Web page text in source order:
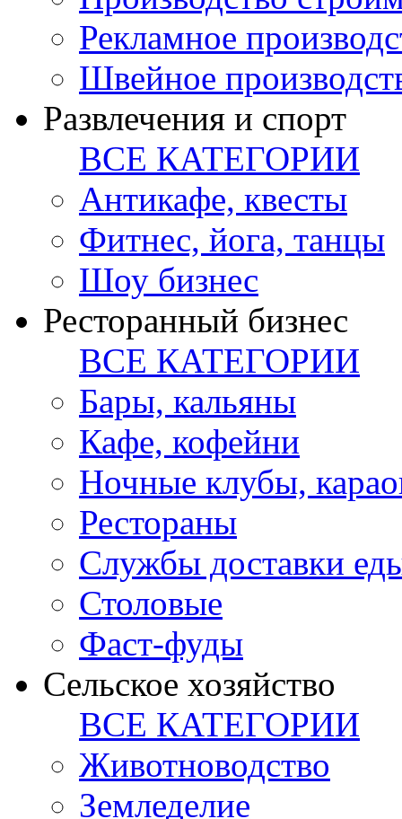
Рекламное
Швейное
Развлечения и спорт
ВСЕ КАТЕГОРИИ
Антикафе, квесты
Фитнес, йога, танцы
Шоу бизнес
Ресторанный бизнес
ВСЕ КАТЕГОРИИ
Бары, кальяны
Кафе, кофейни
Ночные клубы,
Рестораны
Службы доставки
Столовые
Фаст-фуды
Сельское хозяйство
ВСЕ КАТЕГОРИИ
Животноводство
Земледелие